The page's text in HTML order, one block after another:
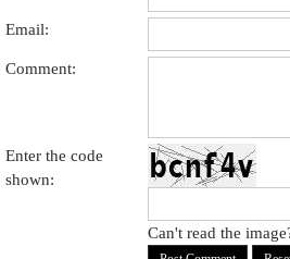
Email:
Comment:
Enter the code
shown:
Can't read the